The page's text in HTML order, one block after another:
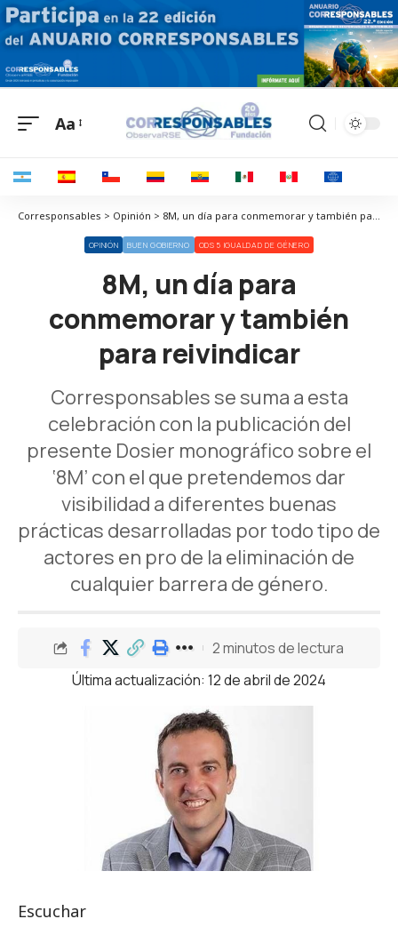
Aa
Corresponsables > Opinión > 8M, un día para conmemorar y también para reivindicar
OPINIÓN BUEN GOBIERNO ODS 5 IGUALDAD DE GÉNERO
8M, un día para
conmemorar y también
para reivindicar
Corresponsables se suma a esta
celebración con la publicación del
presente Dosier monográfico sobre el
‘8M’ con el que pretendemos dar
visibilidad a diferentes buenas
prácticas desarrolladas por todo tipo de
actores en pro de la eliminación de
cualquier barrera de género.
Última actualización: 12 de abril de 2024
2 minutos de lectura
Escuchar